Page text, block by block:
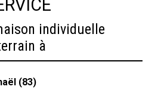
individuelle
à
(83)